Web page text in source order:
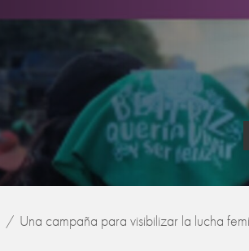
Una campaña para visibilizar la lucha